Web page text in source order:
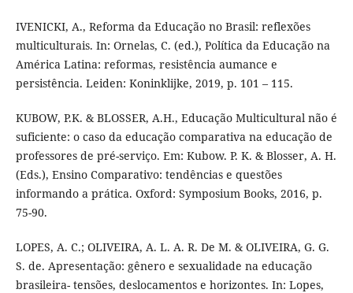
IVENICKI, A., Reforma da Educação no Brasil: reflexões
multiculturais. In: Ornelas, C. (ed.), Política da Educação na
América Latina: reformas, resistência aumance e
persistência. Leiden: Koninklijke, 2019, p. 101 – 115.
KUBOW, P.K. & BLOSSER, A.H., Educação Multicultural não é
suficiente: o caso da educação comparativa na educação de
professores de pré-serviço. Em: Kubow. P. K. & Blosser, A. H.
(Eds.), Ensino Comparativo: tendências e questões
informando a prática. Oxford: Symposium Books, 2016, p.
75-90.
LOPES, A. C.; OLIVEIRA, A. L. A. R. De M. & OLIVEIRA, G. G.
S. de. Apresentação: gênero e sexualidade na educação
brasileira- tensões, deslocamentos e horizontes. In: Lopes,